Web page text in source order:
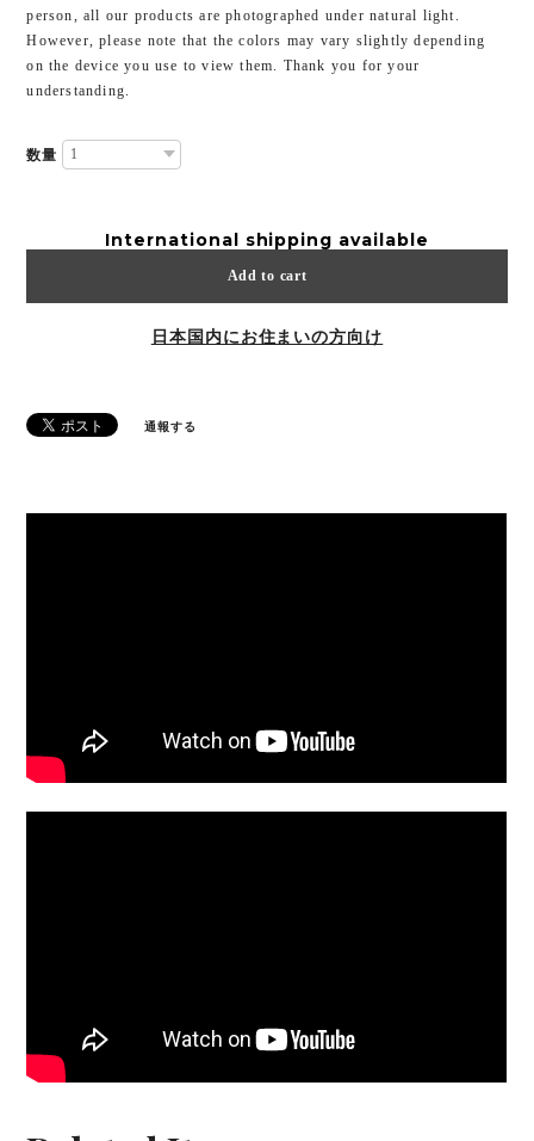
person, all our products are photographed under natural light.
However, please note that the colors may vary slightly depending
on the device you use to view them. Thank you for your
understanding.
数量
International shipping available
Add to cart
日本国内にお住まいの方向け
通報する